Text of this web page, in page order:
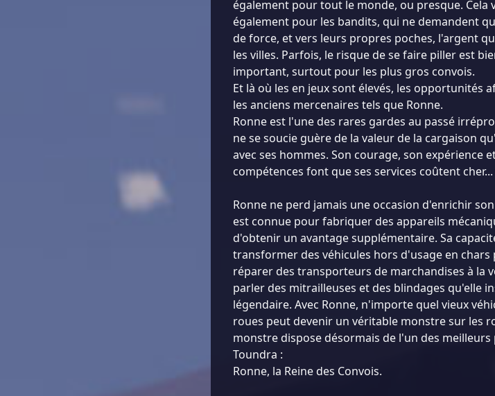
également pour tout le monde, ou presque. Cela
également pour les bandits, qui ne demandent
de force, et vers leurs propres poches, l'argent
les villes. Parfois, le risque de se faire piller est
important, surtout pour les plus gros convois.
Et là où les en jeux sont élevés, les opportunités
les anciens mercenaires tels que Ronne.
Ronne est l'une des rares gardes au passé
ne se soucie guère de la valeur de la cargaison
avec ses hommes. Son courage, son expérience
compétences font que ses services coûtent cher...
Ronne ne perd jamais une occasion d'enrichir
est connue pour fabriquer des appareils
d'obtenir un avantage supplémentaire. Sa
transformer des véhicules hors d'usage en
réparer des transporteurs de marchandises à la
parler des mitrailleuses et des blindages qu'elle
légendaire. Avec Ronne, n'importe quel vieux
roues peut devenir un véritable monstre sur les
monstre dispose désormais de l'un des meilleurs
Toundra :
Ronne, la Reine des Convois.